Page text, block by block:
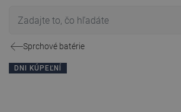
Sprchové batérie
DNI KÚPEĽNÍ